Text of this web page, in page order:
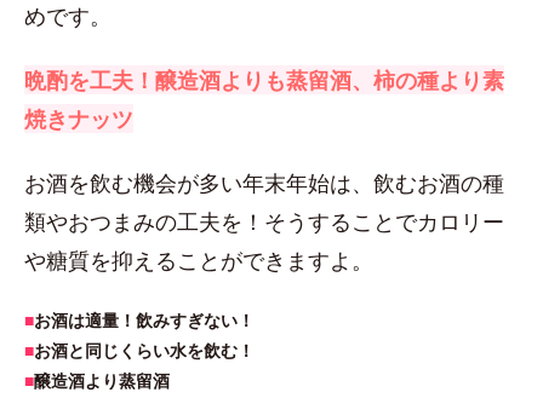
めです。
晩酌を工夫！醸造酒よりも蒸留酒、柿の種より素
焼きナッツ
お酒を飲む機会が多い年末年始は、飲むお酒の種
類やおつまみの工夫を！そうすることでカロリー
や糖質を抑えることができますよ。
■お酒は適量！飲みすぎない！
■お酒と同じくらい水を飲む！
■醸造酒より蒸留酒